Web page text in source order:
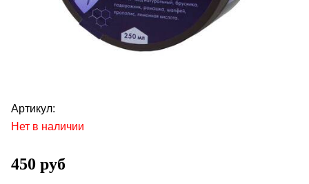
Артикул:
Нет в наличии
450 руб